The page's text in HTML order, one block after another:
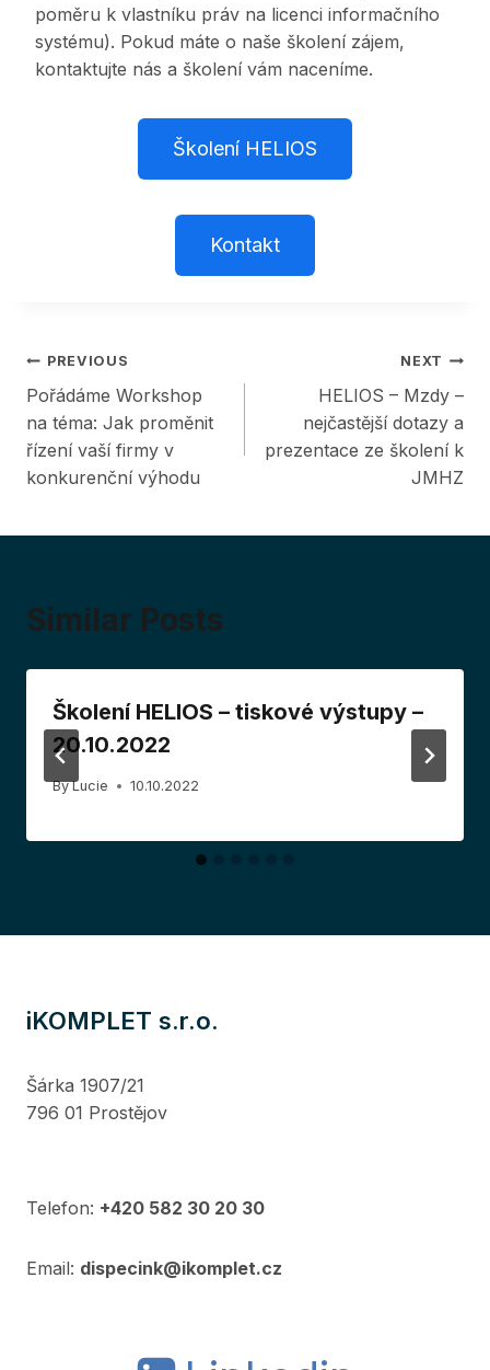
poměru k vlastníku práv na licenci informačního
systému). Pokud máte o naše školení zájem,
kontaktujte nás a školení vám naceníme.
Školení HELIOS
Kontakt
Post
navigation
PREVIOUS
Pořádáme Workshop
na téma: Jak proměnit
řízení vaší firmy v
konkurenční výhodu
NEXT
HELIOS – Mzdy –
nejčastější dotazy a
prezentace ze školení k
JMHZ
Similar Posts
Školení HELIOS – tiskové výstupy –
20.10.2022
By Lucie 10.10.2022
iKOMPLET s.r.o.
Šárka 1907/21
796 01 Prostějov
Telefon: +420 582 30 20 30
Email: dispecink@ikomplet.cz